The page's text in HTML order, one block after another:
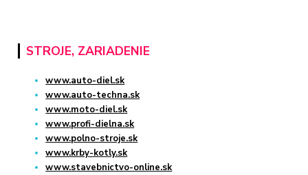
STROJE, ZARIADENIE
www.auto-diel.sk
www.auto-techna.sk
www.moto-diel.sk
www.profi-dielna.sk
www.polno-stroje.sk
www.krby-kotly.sk
www.stavebnictvo-online.sk